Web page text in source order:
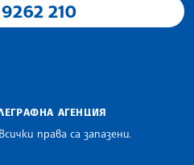
210
АГЕНЦИЯ
права са запазени.